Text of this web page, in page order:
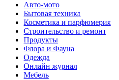
Авто-мото
Бытовая техника
Косметика и парфюмерия
Строительство и ремонт
Продукты
Флора и Фауна
Одежда
Онлайн журнал
Мебель